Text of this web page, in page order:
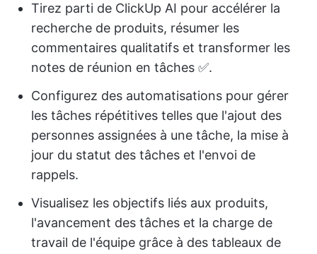
Tirez parti de ClickUp AI pour accélérer la
recherche de produits, résumer les
commentaires qualitatifs et transformer les
notes de réunion en tâches ✅.
Configurez des automatisations pour gérer
les tâches répétitives telles que l'ajout des
personnes assignées à une tâche, la mise à
jour du statut des tâches et l'envoi de
rappels.
Visualisez les objectifs liés aux produits,
l'avancement des tâches et la charge de
travail de l'équipe grâce à des tableaux de